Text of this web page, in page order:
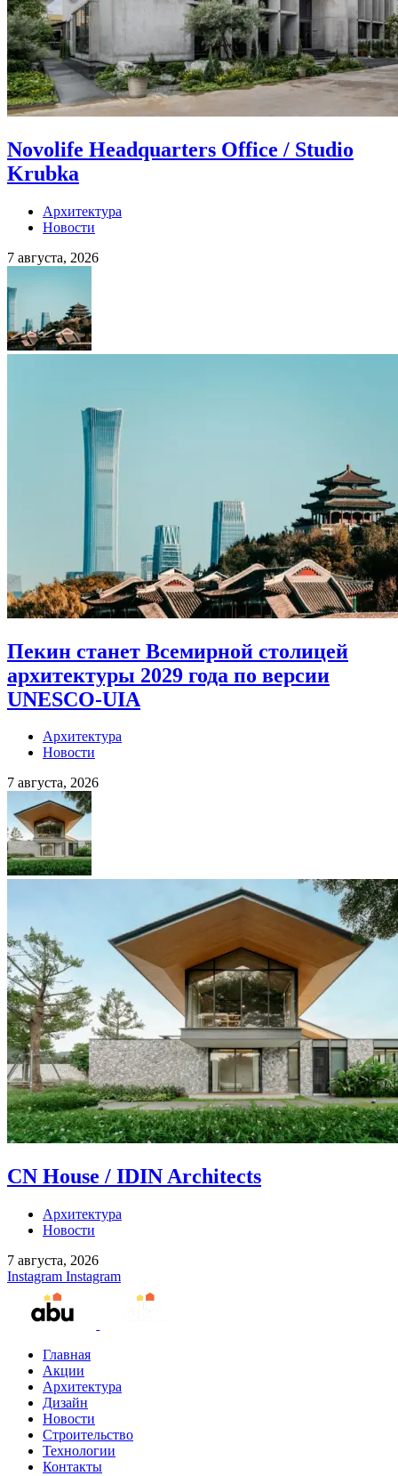
Novolife Headquarters Office / Studio
Krubka
Архитектура
Новости
7 августа, 2026
Пекин станет Всемирной столицей
архитектуры 2029 года по версии
UNESCO-UIA
Архитектура
Новости
7 августа, 2026
CN House / IDIN Architects
Архитектура
Новости
7 августа, 2026
Instagram Instagram
Главная
Акции
Архитектура
Дизайн
Новости
Строительство
Технологии
Контакты